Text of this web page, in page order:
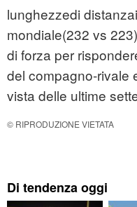
lunghezzedi
mondiale(232 vs
di forza per
del compagno-rivale
vista delle ultime
© RIPRODUZIONE VIETATA
Di tendenza oggi